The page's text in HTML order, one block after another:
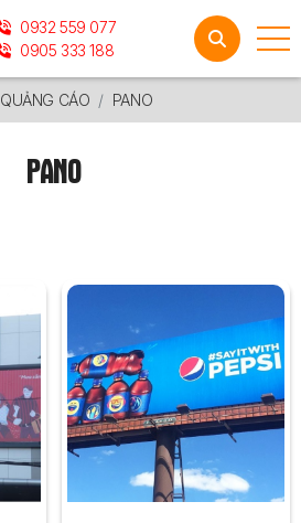
0932 559 077
0905 333 188
QUẢNG CÁO PANO
PANO